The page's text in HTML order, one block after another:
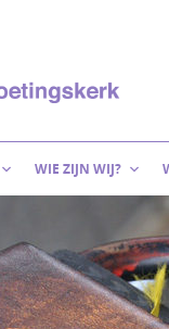
WIE ZIJN WIJ?